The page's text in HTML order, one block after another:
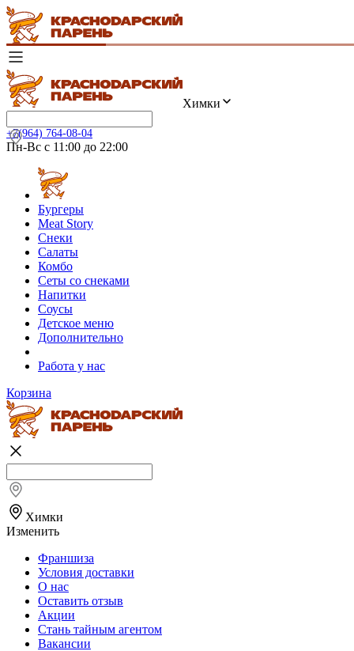
Химки
+7(964) 764-08-04
Пн-Вс с 11:00 до 22:00
Бургеры
Meat Story
Снеки
Салаты
Комбо
Сеты со снеками
Напитки
Соусы
Детское меню
Дополнительно
Работа у нас
Корзина
Химки
Изменить
Франшиза
Условия доставки
О нас
Оставить отзыв
Акции
Стань тайным агентом
Вакансии